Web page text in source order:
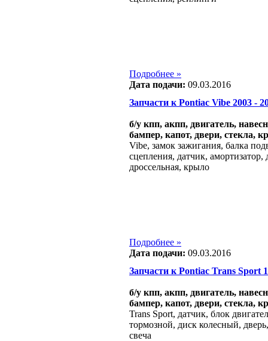
Подробнее »
Дата подачи: 09.03.2016
Запчасти к Pontiac Vibe 2003 -
б/у кпп, акпп, двигатель,
бампер, капот, двери, стекла,
Vibe, замок зажигания, балка
сцепления, датчик, амортизатор,
дроссельная, крыло
Подробнее »
Дата подачи: 09.03.2016
Запчасти к Pontiac Trans Sport
б/у кпп, акпп, двигатель,
бампер, капот, двери, стекла,
Trans Sport, датчик, блок
тормозной, диск колесный,
свеча